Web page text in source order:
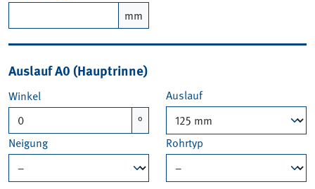
mm
Auslauf A0 (Hauptrinne)
Winkel
°
Auslauf
Neigung Rohrtyp